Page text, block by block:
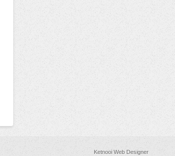
Ketnooi Web Designer